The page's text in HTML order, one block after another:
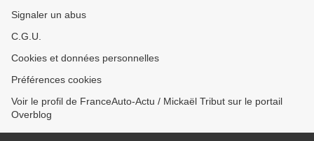
Signaler un abus
C.G.U.
Cookies et données personnelles
Préférences cookies
Voir le profil de FranceAuto-Actu / Mickaël Tribut sur le portail
Overblog